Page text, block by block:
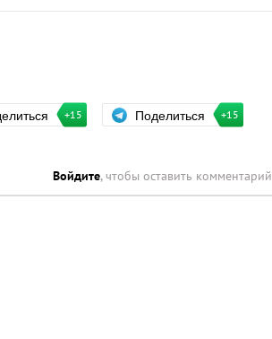
+15 Поделиться +15
Войдите, чтобы оставить комментарий